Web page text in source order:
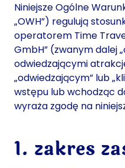
Niniejsze Ogólne
„OWH”) regulują
operatorem Time
GmbH” (zwanym dalej
odwiedzającymi
„odwiedzającym” lub
wstępu lub wchodząc
wyraża zgodę na
1. zakres